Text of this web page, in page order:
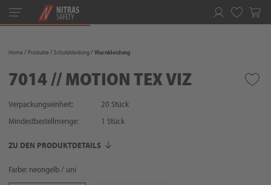
Toggle
navigation
Home Produkte Schutzkleidung Warnkleidung
7014 // MOTION TEX VIZ
Verpackungseinheit:
20 Stück
Mindestbestellmenge:
1 Stück
ZU DEN PRODUKTDETAILS
Farbe: neongelb / uni